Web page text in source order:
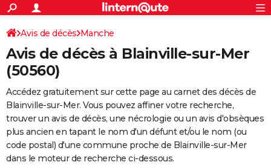
ACTUALITÉS
Politique
Société
Faits Divers
Education
Monde
Villes
+
SPORT
Coupe du monde 2026
Football
Tennis
Cyclisme
Rugby
Forum
FINANCE
Retraite
Impôts
Epargne
Immobilier
Risques naturels par ville
Banque
Assurance
Crédit
Essais
Réserver un essai
Citadines
Berlines
SUV
Forum auto
+
HIGH-TECH
Mobiles
Meilleur smartphone
Internet
Ordinateurs
Jeux vidéo
Guide high-tech
+
BRICOLAGE
Avis de décès Manche
Avis de décès à Blainville-sur-Mer
(50560)
Accédez gratuitement sur cette page au carnet des décès de
Blainville-sur-Mer. Vous pouvez affiner votre recherche,
trouver un avis de décès, une nécrologie ou un avis d'obsèques
plus ancien en tapant le nom d'un défunt et/ou le nom (ou
code postal) d'une commune proche de Blainville-sur-Mer
dans le moteur de recherche ci-dessous.